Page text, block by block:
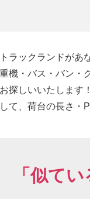
ラックランドがあ
機・バス・バン・
探しいいたしま
て、荷台の長さ・
「似て